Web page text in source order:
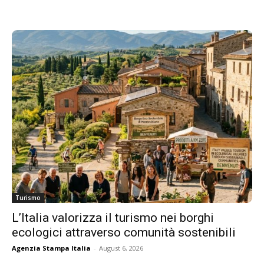
Turismo
L’Italia valorizza il turismo nei borghi
ecologici attraverso comunità sostenibili
Agenzia Stampa Italia - August 6, 2026